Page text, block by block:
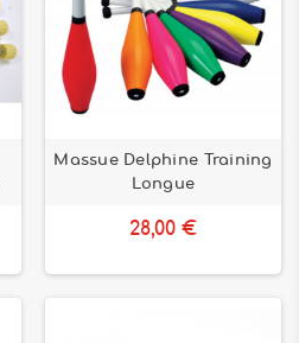
Massue Delphine Training
Longue
28,00 €